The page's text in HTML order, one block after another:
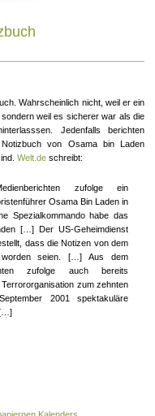
Wahrscheinlich nicht, weil er ein
weil es sicherer war als die
Jedenfalls berichten
von Osama bin Laden
Welt.de schreibt:
zufolge ein
Osama Bin Laden in
Spezialkommando habe das
[…] Der US-Geheimdienst
dass die Notizen von dem
worden seien. […] Aus dem
zufolge auch bereits
zum zehnten
2001 spektakuläre
[…]